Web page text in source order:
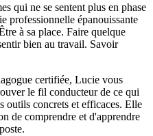
qui ne se sentent plus en phase
professionnelle épanouissante
à sa place. Faire quelque
bien au travail. Savoir
certifiée, Lucie vous
le fil conducteur de ce qui
outils concrets et efficaces. Elle
de comprendre et d'apprendre